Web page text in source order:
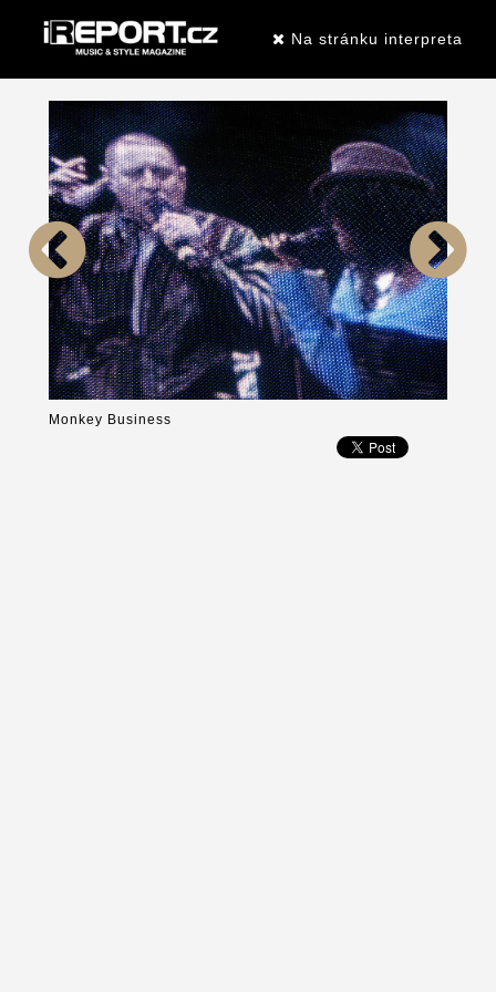
Na stránku interpreta
Monkey Business